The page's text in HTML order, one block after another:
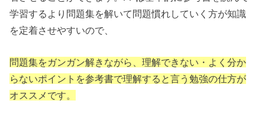
学習するより問題集を解いて問題慣れしていく方が知識
を定着させやすいので、
問題集をガンガン解きながら、理解できない・よく分か
らないポイントを参考書で理解すると言う勉強の仕方が
オススメです。